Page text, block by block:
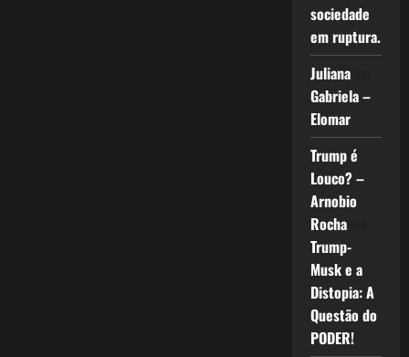
sociedade
em ruptura.
Julianaem
Gabriela –
Elomar
Trump é
Louco? –
Arnobio
Rochaem
Trump-
Musk e a
Distopia: A
Questão do
PODER!